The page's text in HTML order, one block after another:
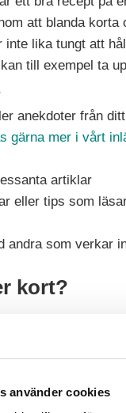
använder cookies
att blanda korta
inte lika tungt att
till exempel ta
anekdoter från
gärna mer i vårt
artiklar
eller tips som
andra som verkar
kort?
inte bestå av
läser bloggar via
kan därför duga